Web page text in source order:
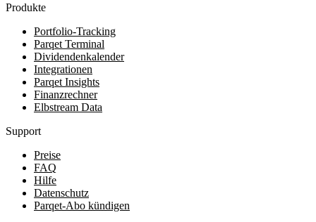
Produkte
Portfolio-Tracking
Parqet Terminal
Dividendenkalender
Integrationen
Parqet Insights
Finanzrechner
Elbstream Data
Support
Preise
FAQ
Hilfe
Datenschutz
Parqet-Abo kündigen